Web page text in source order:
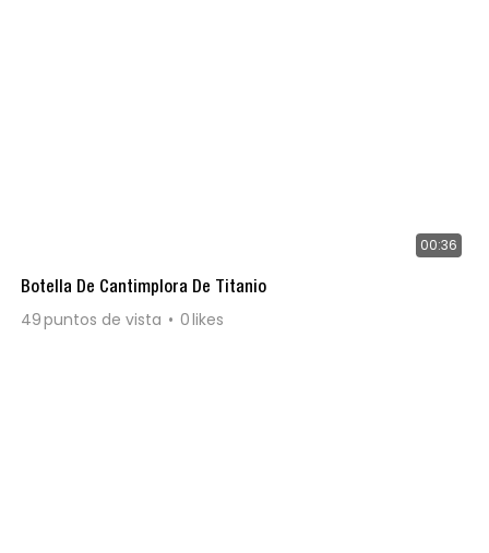
00:36
Botella De Cantimplora De Titanio
49puntos de vista 0likes